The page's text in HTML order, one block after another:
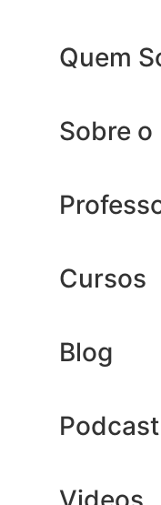
Quem
Sobre o
Cursos
Blog
Podcast